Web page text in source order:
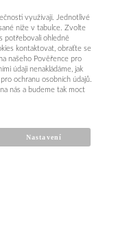
využívají. Jednotlivé
níže v tabulce. Zvolte
potřebovali ohledně
kontaktovat, obraťte se
našeho Pověřence pro
údaji nenakládáme, jak
ochranu osobních údajů.
nás a budeme tak moct
Nastavení